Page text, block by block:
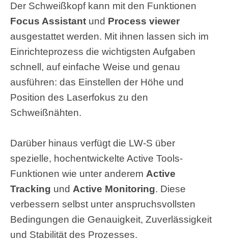
Der Schweißkopf kann mit den Funktionen
Focus Assistant und Process viewer
ausgestattet werden. Mit ihnen lassen sich im
Einrichteprozess die wichtigsten Aufgaben
schnell, auf einfache Weise und genau
ausführen: das Einstellen der Höhe und
Position des Laserfokus zu den
Schweißnähten.
Darüber hinaus verfügt die LW-S über
spezielle, hochentwickelte Active Tools-
Funktionen wie unter anderem Active
Tracking und Active Monitoring. Diese
verbessern selbst unter anspruchsvollsten
Bedingungen die Genauigkeit, Zuverlässigkeit
und Stabilität des Prozesses.